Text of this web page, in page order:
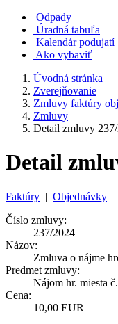
Odpady
Úradná tabuľa
Kalendár podujatí
Ako vybaviť
Úvodná stránka
Zverejňovanie
Zmluvy faktúry
Zmluvy
Detail zmluvy
Detail
Faktúry | Objednávky
Číslo zmluvy:
237/2024
Názov:
Zmluva o nájme
Predmet zmluvy:
Nájom hr. miesta
Cena:
10,00 EUR